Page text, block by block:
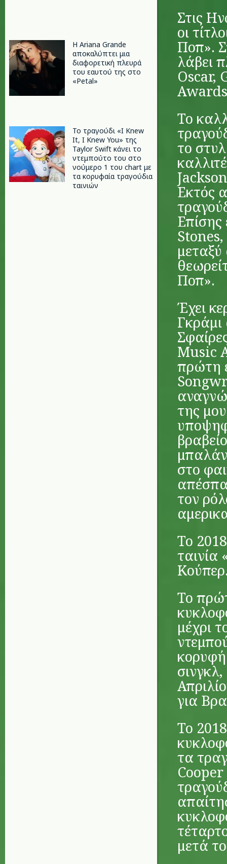
Η Ariana Grande
αποκαλύπτει μια
διαφορετική πλευρά
του εαυτού της στο
«Petal»
Το τραγούδι «I Knew
It, I Knew You» της
Taylor Swift κάνει το
ντεμπούτο του στο
νούμερο 1 του chart με
τα κορυφαία τραγούδια
ταινιών
Στις
οι
Ποπ».
λάβει
Oscar,
Το
το
Εκτός
Επίσης
Ποπ».
Έχει
Music
πρώτη
της
στο
τον
Το
ταινία
Το
μέχρι
κορυφή
για
To
τα
Cooper
μετά